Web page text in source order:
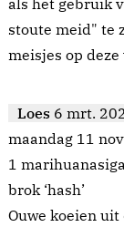
stoute meid" te
meisjes op
Loes 6 mrt.
maandag 11
1
brok ‘hash’
Ouwe koeien uit